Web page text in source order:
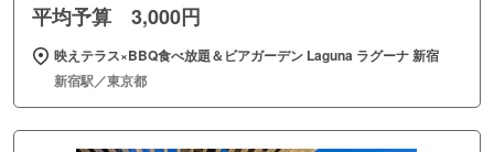
平均予算 3,000円
映えテラス×BBQ食べ放題＆ビアガーデン Laguna ラグーナ 新宿
新宿駅／東京都